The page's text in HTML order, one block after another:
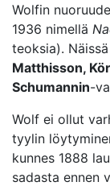
Wolfin
1936 nimellä
teoksia).
Matthisson,
Schumannin-
Wolf ei ollut
tyylin
kunnes 1888
sadasta ennen